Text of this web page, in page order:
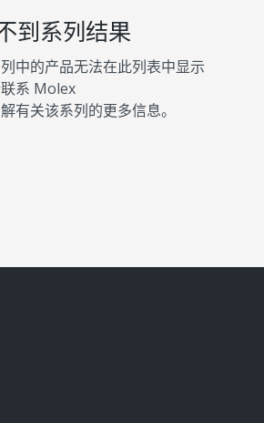
到系列结果
中的产品无法在此列表中显示
系 Molex
有关该系列的更多信息。